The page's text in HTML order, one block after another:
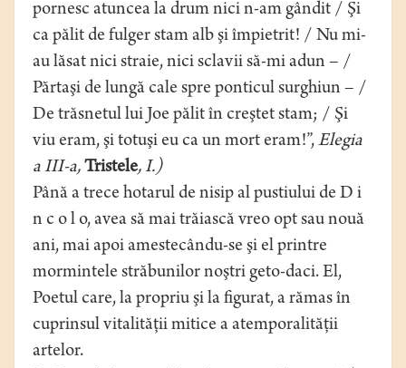
pornesc atuncea la drum nici n-am gândit / Şi
ca pălit de fulger stam alb şi împietrit! / Nu mi-
au lăsat nici straie, nici sclavii să-mi adun – /
Părtaşi de lungă cale spre ponticul surghiun – /
De trăsnetul lui Joe pălit în creştet stam; / Şi
viu eram, şi totuşi eu ca un mort eram!”,Elegia
a III-a,Tristele, I.)
Până a trece hotarul de nisip al pustiului de D i
n c o l o, avea să mai trăiască vreo opt sau nouă
ani, mai apoi amestecându-se şi el printre
mormintele străbunilor noştri geto-daci. El,
Poetul care, la propriu şi la figurat, a rămas în
cuprinsul vitalităţii mitice a atemporalităţii
artelor.